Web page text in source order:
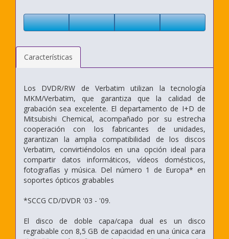
Características
Los DVDR/RW de Verbatim utilizan la tecnología
MKM/Verbatim, que garantiza que la calidad de
grabación sea excelente. El departamento de I+D de
Mitsubishi Chemical, acompañado por su estrecha
cooperación con los fabricantes de unidades,
garantizan la amplia compatibilidad de los discos
Verbatim, convirtiéndolos en una opción ideal para
compartir datos informáticos, vídeos domésticos,
fotografías y música. Del número 1 de Europa* en
soportes ópticos grabables
*SCCG CD/DVDR '03 - '09.
El disco de doble capa/capa dual es un disco
regrabable con 8,5 GB de capacidad en una única cara